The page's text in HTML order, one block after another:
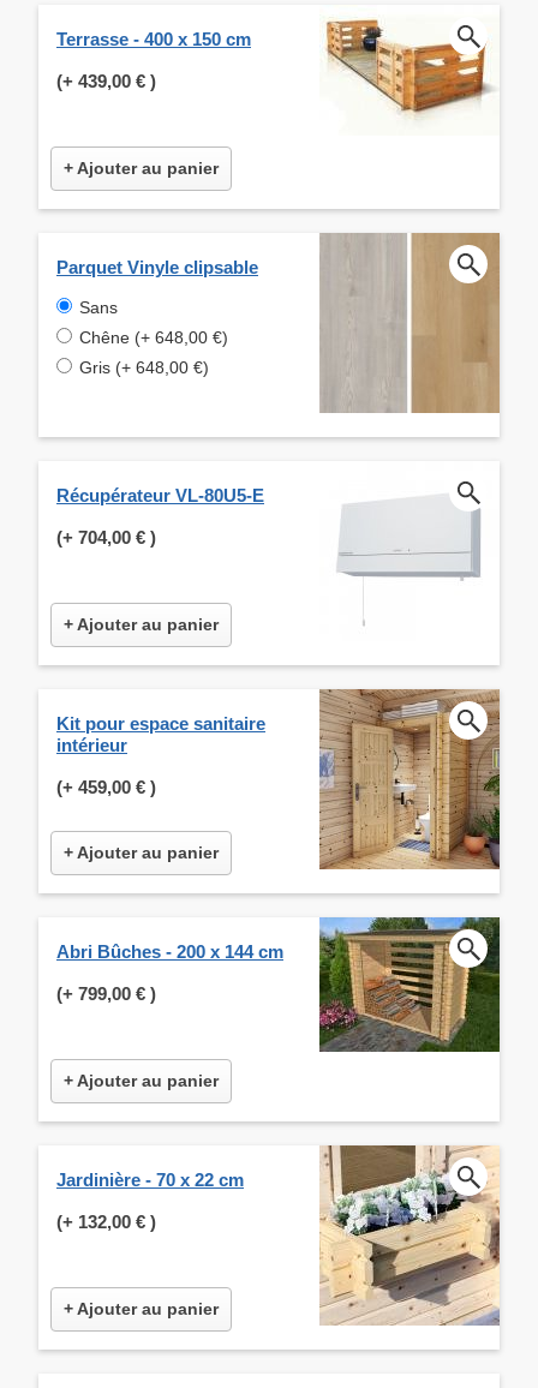
Terrasse - 400 x 150 cm
(+ 439,00 € )
+ Ajouter au panier
Parquet Vinyle clipsable
Sans
Chêne (+ 648,00 €)
Gris (+ 648,00 €)
Récupérateur VL-80U5-E
(+ 704,00 € )
+ Ajouter au panier
Kit pour espace sanitaire
intérieur
(+ 459,00 € )
+ Ajouter au panier
Abri Bûches - 200 x 144 cm
(+ 799,00 € )
+ Ajouter au panier
Jardinière - 70 x 22 cm
(+ 132,00 € )
+ Ajouter au panier